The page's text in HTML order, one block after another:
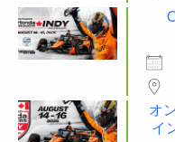
オ
イ